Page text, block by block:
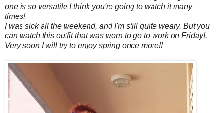
one is so versatile I think you're going to watch it many
times!
I was sick all the weekend, and I'm still quite weary. But you
can watch this outfit that was worn to go to work on Friday!.
Very soon I will try to enjoy spring once more!!